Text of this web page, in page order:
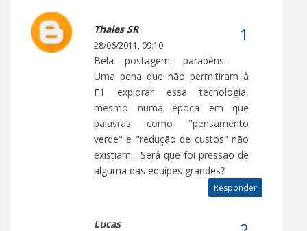
Thales SR
28/06/2011, 09:10
Bela postagem, parabéns.
Uma pena que não permitiram à
F1 explorar essa tecnologia,
mesmo numa época em que
palavras como "pensamento
verde" e "redução de custos" não
existiam... Será que foi pressão de
alguma das equipes grandes?
Responder
Lucas